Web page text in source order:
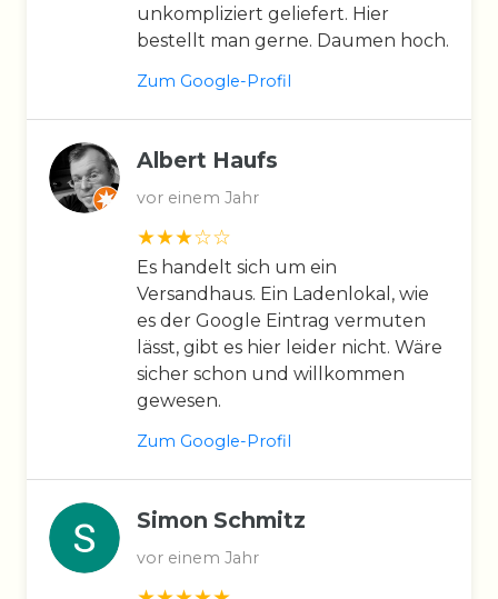
unkompliziert geliefert. Hier
bestellt man gerne. Daumen hoch.
Zum Google-Profil
Albert Haufs
vor einem Jahr
Es handelt sich um ein
Versandhaus. Ein Ladenlokal, wie
es der Google Eintrag vermuten
lässt, gibt es hier leider nicht. Wäre
sicher schon und willkommen
gewesen.
Zum Google-Profil
Simon Schmitz
vor einem Jahr